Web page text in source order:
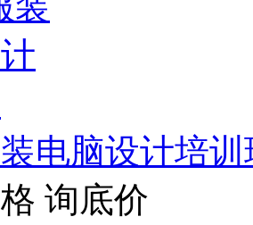
装电脑设计培
询底价